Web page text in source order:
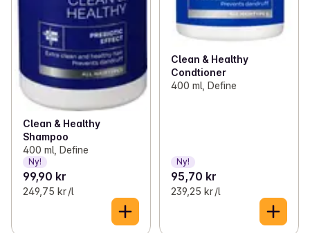
Clean & Healthy
Shampoo
400 ml, Define
Ny!
99,90 kr
249,75 kr /l
Clean & Healthy
Condtioner
400 ml, Define
Ny!
95,70 kr
239,25 kr /l